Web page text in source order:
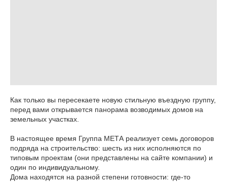
Как только вы пересекаете новую стильную въездную группу,
перед вами открывается панорама возводимых домов на
земельных участках.
В настоящее время Группа МЕТА реализует семь договоров
подряда на строительство: шесть из них исполняются по
типовым проектам (они представлены на сайте компании) и
один по индивидуальному.
Дома находятся на разной степени готовности: где-то